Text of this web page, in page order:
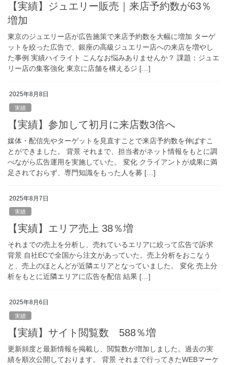
【実績】ジュエリー販売｜来店予約数が63％
増加
東京のジュエリー店が広告施策で来店予約数を大幅に増加 ターゲ
ットを絞った広告で、銀座の高級ジュエリー店への来店を増やし
た事例 実績ハイライト こんなお悩みありませんか？ 課題：ジュエ
リー店の集客強化 東京に店舗を構えるジ […]
2025年8月8日
実績
【実績】参加して初月に来店数3倍へ
媒体・配信先やターゲットを見直すことで来店予約数を伸ばすこ
とができました。 背景 それまで、担当者がネット情報をもとに調
べながら広告運用を実施していた。 変化 クライアントが成果に満
足されておらず、専門知識をもった人を募 […]
2025年8月7日
実績
【実績】エリア売上 38％増
それまでの売上を分析し、売れているエリアに絞って広告で訴求
背景 自社ECで全国から注文があっていた。売上分析をおこなう
と、売上のほとんどが近隣エリアとなっていました。 変化 売上分
析をもとに近隣エリアに広告を配信 結果 […]
2025年8月6日
実績
【実績】サイト閲覧数 588％増
更新頻度と最新情報を掲載し、閲覧数が増加しました。過去の実
績を順次公開しております。 背景 それまで行ってきたWEBマーケ